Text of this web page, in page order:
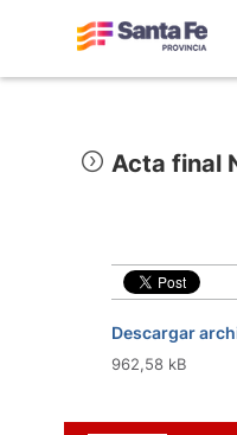
Acta final
Descargar
962,58 kB